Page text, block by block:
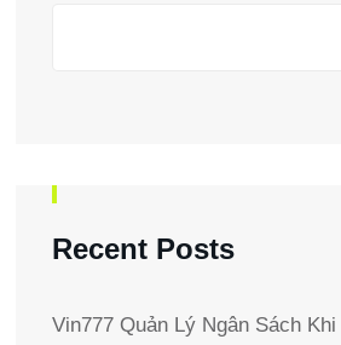
Recent Posts
Vin777 Quản Lý Ngân Sách